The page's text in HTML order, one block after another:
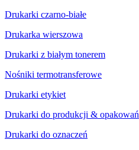
Drukarki czarno-białe
Drukarka wierszowa
Drukarki z białym tonerem
Nośniki termotransferowe
Drukarki etykiet
Drukarki do produkcji & opakowań
Drukarki do oznaczeń